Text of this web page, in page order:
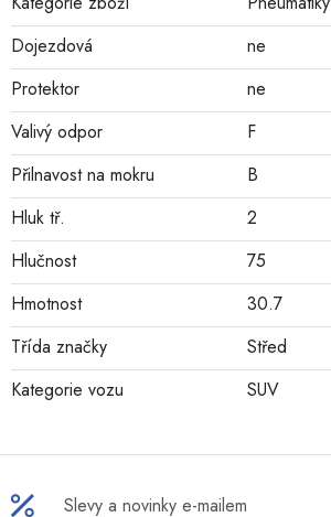
Dojezdová
ne
Protektor
ne
Valivý odpor
F
Přilnavost na mokru
B
Hluk tř.
2
Hlučnost
75
Hmotnost
30.7
Třída značky
Střed
Kategorie vozu
SUV
Slevy a novinky e-mailem